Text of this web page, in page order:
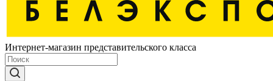
Интернет-магазин представительского класса